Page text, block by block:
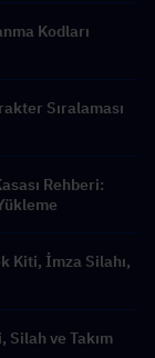
Kodları
Sıralaması
Rehberi:
Kiti, İmza Silahı,
ve Takım